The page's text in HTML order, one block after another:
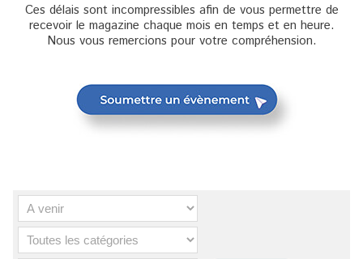
Ces délais sont incompressibles afin de vous permettre de
recevoir le magazine chaque mois en temps et en heure.
Nous vous remercions pour votre compréhension.